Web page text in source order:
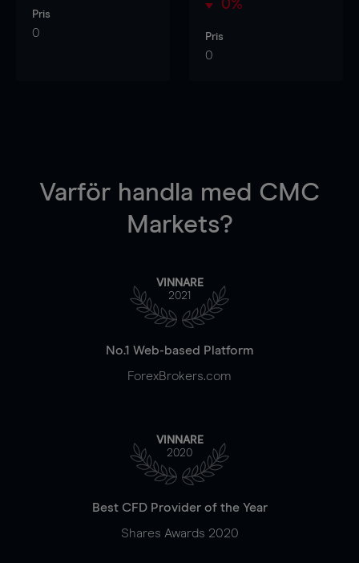
Pris
0
0%
Pris
0
Varför handla med CMC
Markets?
VINNARE
2021
No.1 Web-based Platform
ForexBrokers.com
VINNARE
2020
Best CFD Provider of the Year
Shares Awards 2020